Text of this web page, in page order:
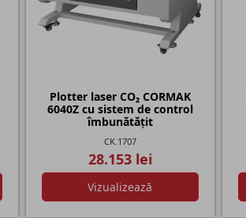
Plotter laser CO₂ CORMAK
6040Z cu sistem de control
îmbunătățit
CK.1707
28.153 lei
Vizualizează